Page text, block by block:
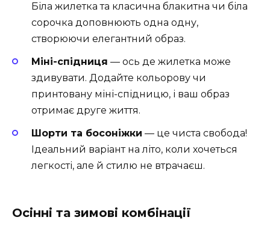
Біла жилетка та класична блакитна чи біла
сорочка доповнюють одна одну,
створюючи елегантний образ.
Міні-спідниця — ось де жилетка може
здивувати. Додайте кольорову чи
принтовану міні-спідницю, і ваш образ
отримає друге життя.
Шорти та босоніжки — це чиста свобода!
Ідеальний варіант на літо, коли хочеться
легкості, але й стилю не втрачаєш.
Осінні та зимові комбінації